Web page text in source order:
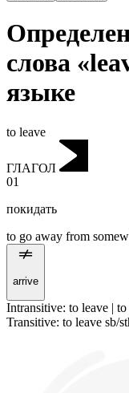
слова
языке
to leave
ГЛАГОЛ
01
покидать
to go away from
arrive
Intransitive: to leave | to
Transitive: to leave sb/